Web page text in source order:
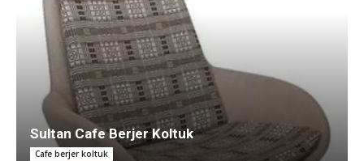
Sultan Cafe Berjer Koltuk
Cafe berjer koltuk